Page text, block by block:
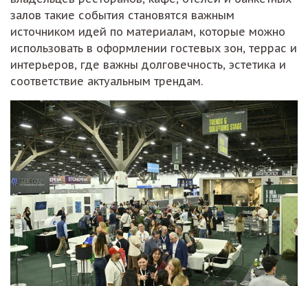
залов такие события становятся важным
источником идей по материалам, которые можно
использовать в оформлении гостевых зон, террас и
интерьеров, где важны долговечность, эстетика и
соответствие актуальным трендам.